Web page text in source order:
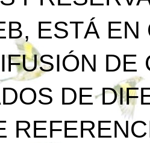
ESTÁ
DE
DE